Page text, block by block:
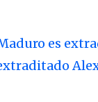
es
Alex